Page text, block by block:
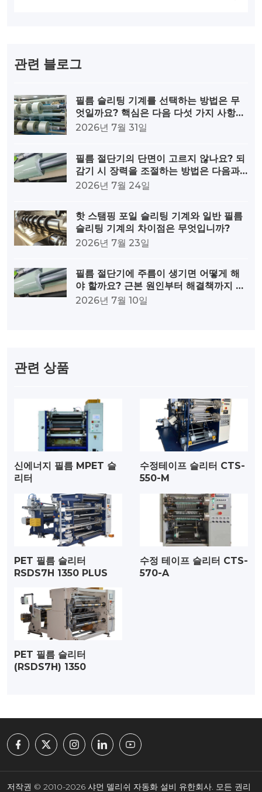
관련 블로그
필름 슬리팅 기계를 선택하는 방법은 무
엇일까요? 핵심은 다음 다섯 가지 사항을
살펴보는 것입니다.
2026년 7월 31일
필름 절단기의 단면이 고르지 않나요? 되
감기 시 장력을 조절하는 방법은 다음과
같습니다.
2026년 7월 24일
핫 스탬핑 포일 슬리팅 기계와 일반 필름
슬리팅 기계의 차이점은 무엇입니까?
2026년 7월 23일
필름 절단기에 주름이 생기면 어떻게 해
야 할까요? 근본 원인부터 해결책까지 종
합적으로 분석해 드립니다.
2026년 7월 10일
관련 상품
신에너지 필름 MPET 슬
리터
수정테이프 슬리터 CTS-
550-M
PET 필름 슬리터
RSDS7H 1350 PLUS
수정 테이프 슬리터 CTS-
570-A
PET 필름 슬리터
(RSDS7H) 1350
저작권 © 2010-2026 샤먼 델리쉬 자동화 설비 유한회사. 모든 권리